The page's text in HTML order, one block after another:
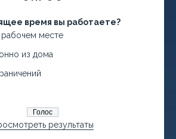
время вы работаете?
месте
из дома
результаты